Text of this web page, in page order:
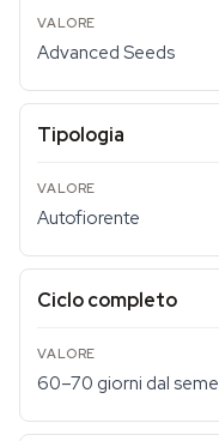
Advanced Seeds
Tipologia
Autofiorente
Ciclo completo
60–70 giorni dal seme